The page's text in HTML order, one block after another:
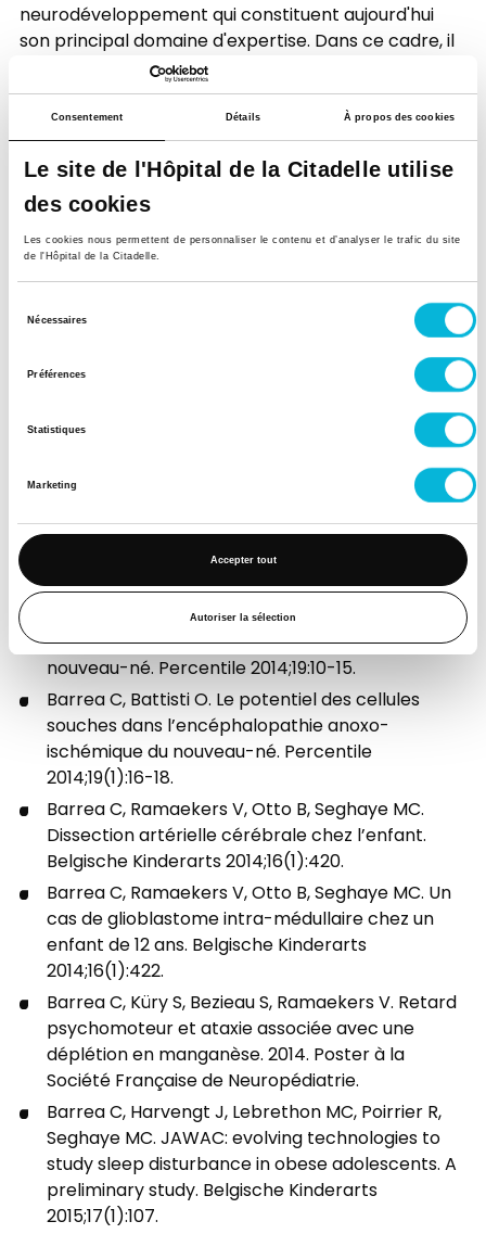
Consentement Détails À propos des cookies
Le site de l'Hôpital de la Citadelle utilise
des cookies
Les cookies nous permettent de personnaliser le contenu et d’analyser le trafic du site
de l'Hôpital de la Citadelle.
Nécessaires
Préférences
Statistiques
Marketing
Accepter tout
Autoriser la sélection
neurodéveloppement qui constituent aujourd'hui
son principal domaine d'expertise. Dans ce cadre, il
occupe également les fonctions de neuropédiatre
référent au Centre de Référence Autisme de Liège
(CRAL) et de directeur médical des Centres de
Rééducation Ambulatoire (CRA) de Geer et de
Verviers.
Parallèlement à son activité clinique, il mène
actuellement une thèse de doctorat consacrée à
certains perturbateurs endocriniens sur le
enfants d'âge préscolaire.
Publications
Barrea C, Vaessen S, Leroy P, Misson JP.
Thromboses veineuses cérébrales chez l’enfant.
Belgische Kinderarts 2013;15(1):93.
Barrea C, Battisti O. L’hypothermie induite dans
l’encéphalopathie anoxo-ischémique du
nouveau-né. Percentile 2014;19:10-15.
Barrea C, Battisti O. Le potentiel des cellules
souches dans l’encéphalopathie anoxo-
ischémique du nouveau-né. Percentile
2014;19(1):16-18.
Barrea C, Ramaekers V, Otto B, Seghaye MC.
Dissection artérielle cérébrale chez l’enfant.
Belgische Kinderarts 2014;16(1):420.
Barrea C, Ramaekers V, Otto B, Seghaye MC. Un
cas de glioblastome intra-médullaire chez un
enfant de 12 ans. Belgische Kinderarts
2014;16(1):422.
Barrea C, Küry S, Bezieau S, Ramaekers V. Retard
psychomoteur et ataxie associée avec une
déplétion en manganèse. 2014. Poster à la
Société Française de Neuropédiatrie.
Barrea C, Harvengt J, Lebrethon MC, Poirrier R,
Seghaye MC. JAWAC: evolving technologies to
study sleep disturbance in obese adolescents. A
preliminary study. Belgische Kinderarts
2015;17(1):107.